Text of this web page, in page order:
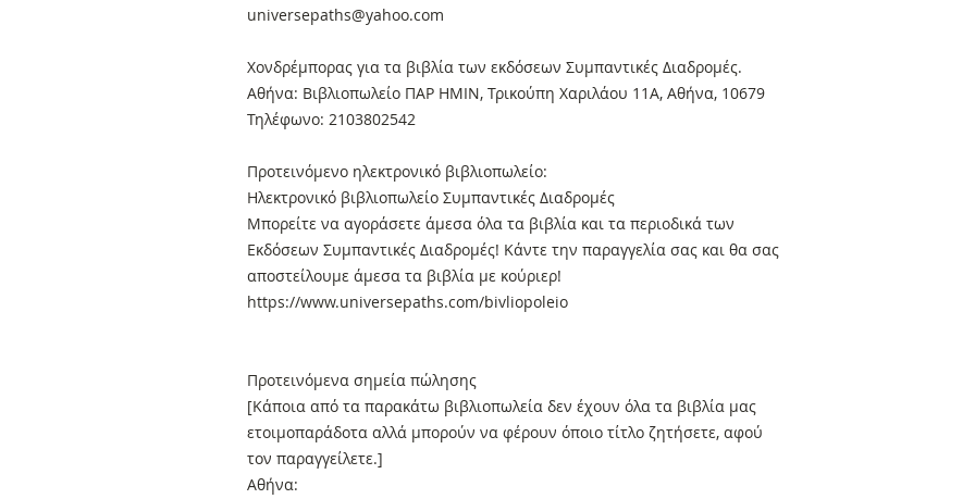
universepaths@yahoo.com
Xονδρέμπορας για τα βιβλία των εκδόσεων Συμπαντικές Διαδρομές.
Αθήνα: Βιβλιοπωλείο ΠΑΡ ΗΜΙΝ, Τρικούπη Χαριλάου 11Α, Αθήνα, 10679
Τηλέφωνο: 2103802542
Προτεινόμενο ηλεκτρονικό βιβλιοπωλείο:
Ηλεκτρονικό βιβλιοπωλείο Συμπαντικές Διαδρομές
Μπορείτε να αγοράσετε άμεσα όλα τα βιβλία και τα περιοδικά των
Εκδόσεων Συμπαντικές Διαδρομές! Κάντε την παραγγελία σας και θα σας
αποστείλουμε άμεσα τα βιβλία με κούριερ!
https://www.universepaths.com/bivliopoleio
Προτεινόμενα σημεία πώλησης
[Κάποια από τα παρακάτω βιβλιοπωλεία δεν έχουν όλα τα βιβλία μας
ετοιμοπαράδοτα αλλά μπορούν να φέρουν όποιο τίτλο ζητήσετε, αφού
τον παραγγείλετε.]
Αθήνα: